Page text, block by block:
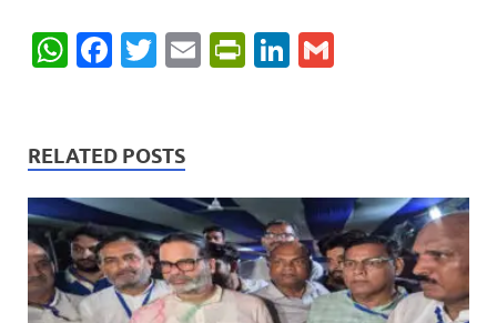
W
s
A
p
p
F
b
o
o
k
T
er
E
P
ie
n
dl
y
Li
dI
n
RELATED POSTS